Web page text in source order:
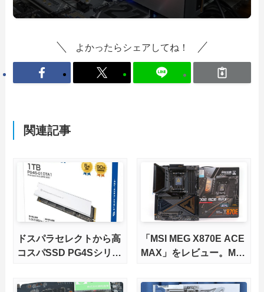
よかったらシェアしてね！
関連記事
ドスパラセレクトから高
コスパSSD PG4Sシリー
「MSI MEG X870E ACE
MAX」をレビュー。M.2
版X870Eマザーボードを